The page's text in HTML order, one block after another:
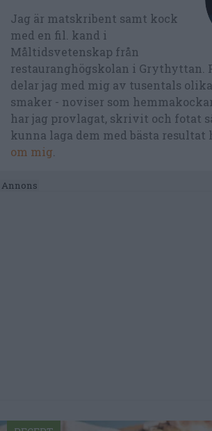
Jag är matskribent samt kock
med en fil. kand i
Måltidsvetenskap från
restauranghögskolan i Grythyttan.
delar jag med mig av tusentals
smaker - noviser som
har jag provlagat, skrivit och fotat
kunna laga dem med bästa resultat
om mig